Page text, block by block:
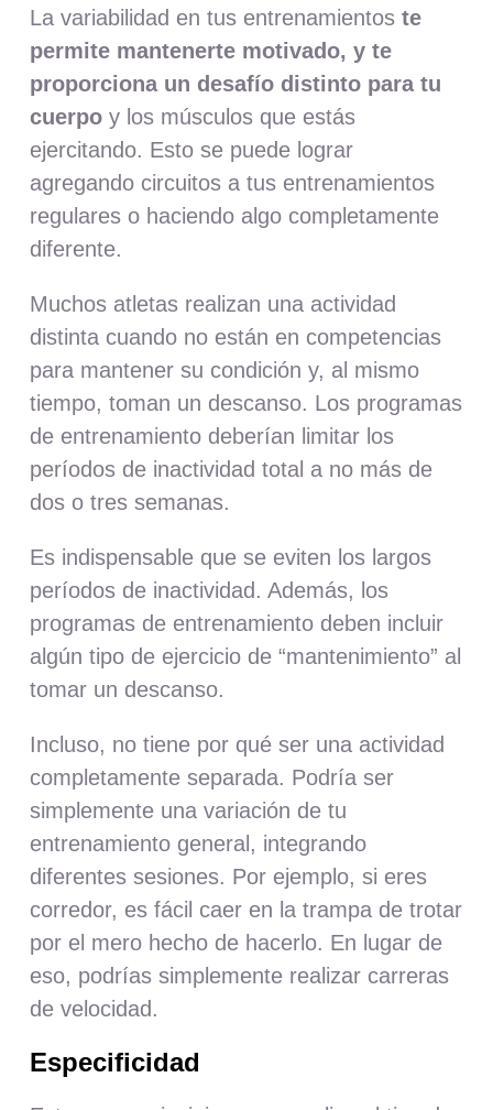
La variabilidad en tus entrenamientoste
permite mantenerte motivado, y te
proporciona un desafío distinto para tu
cuerpo y los músculos que estás
ejercitando. Esto se puede lograr
agregando circuitos a tus entrenamientos
regulares o haciendo algo completamente
diferente.
Muchos atletas realizan una actividad
distinta cuando no están en competencias
para mantener su condición y, al mismo
tiempo, toman un descanso. Los programas
de entrenamiento deberían limitar los
períodos de inactividad total a no más de
dos o tres semanas.
Es indispensable que se eviten los largos
períodos de inactividad. Además, los
programas de entrenamiento deben incluir
algún tipo de ejercicio de “mantenimiento” al
tomar un descanso.
Incluso, no tiene por qué ser una actividad
completamente separada. Podría ser
simplemente una variación de tu
entrenamiento general, integrando
diferentes sesiones. Por ejemplo, si eres
corredor, es fácil caer en la trampa de trotar
por el mero hecho de hacerlo. En lugar de
eso, podrías simplemente realizar carreras
de velocidad.
Especificidad